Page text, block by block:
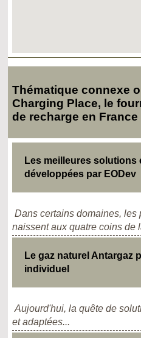
Thématique connexe
Charging Place, le
de recharge en France
Les meilleures solutions
développées par EODev
Dans certains domaines,
naissent aux quatre coins de
Le gaz naturel Antargaz
individuel
Aujourd'hui, la quête de
et adaptées...